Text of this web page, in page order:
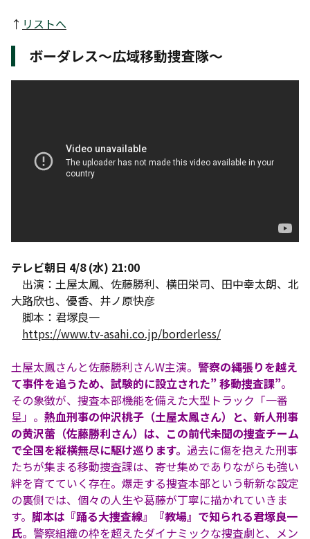
↑ リストへ
ボーダレス〜広域移動捜査隊〜
テレビ朝日 4/8 (水) 21:00
出演：土屋太鳳、佐藤勝利、横田栄司、田中幸太朗、北
大路欣也、優香、井ノ原快彦
脚本：君塚良一
https://www.tv-asahi.co.jp/borderless/
土屋太鳳さんと佐藤勝利さんW主演。 警察の縄張りを越え
て事件を追うため、試験的に設立された” 移動捜査課”。
その象徴が、捜査本部機能を備えた大型トラック「一番
星」。 熱血刑事の仲沢桃子（土屋太鳳さん）と、新人刑事
の黄沢蕾（佐藤勝利さん）は、この前代未聞の捜査チーム
で全国を縦横無尽に駆け巡ります。 過去に傷を抱えた刑事
たちが集まる移動捜査課は、寄せ集めでありながらも強い
絆を育てていく存在。爆走する捜査本部という斬新な設定
の裏側では、個々の人生や葛藤が丁寧に描かれていきま
す。 脚本は『踊る大捜査線』『教場』で知られる君塚良一
氏。警察組織の枠を超えたダイナミックな捜査劇と、メン